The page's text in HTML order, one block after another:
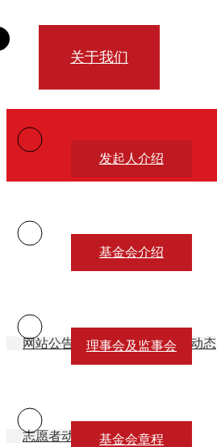
新闻中心
WELFARE PROJECTS
网站公告 项目动态 视频动态
志愿者动态 行业动态
关于我们
发起人介绍
基金会介绍
理事会及监事会
基金会章程